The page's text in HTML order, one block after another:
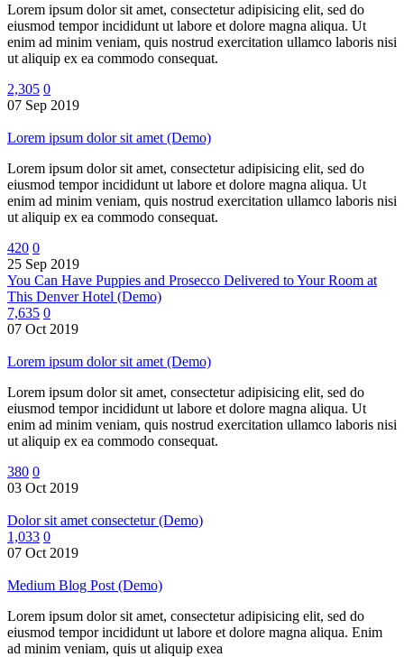
Lorem ipsum dolor sit amet, consectetur adipisicing elit, sed do
eiusmod tempor incididunt ut labore et dolore magna aliqua. Ut
enim ad minim veniam, quis nostrud exercitation ullamco laboris nisi
ut aliquip ex ea commodo consequat.
2,305 0
07 Sep 2019
Lorem ipsum dolor sit amet (Demo)
Lorem ipsum dolor sit amet, consectetur adipisicing elit, sed do
eiusmod tempor incididunt ut labore et dolore magna aliqua. Ut
enim ad minim veniam, quis nostrud exercitation ullamco laboris nisi
ut aliquip ex ea commodo consequat.
420 0
25 Sep 2019
You Can Have Puppies and Prosecco Delivered to Your Room at
This Denver Hotel (Demo)
7,635 0
07 Oct 2019
Lorem ipsum dolor sit amet (Demo)
Lorem ipsum dolor sit amet, consectetur adipisicing elit, sed do
eiusmod tempor incididunt ut labore et dolore magna aliqua. Ut
enim ad minim veniam, quis nostrud exercitation ullamco laboris nisi
ut aliquip ex ea commodo consequat.
380 0
03 Oct 2019
Dolor sit amet consectetur (Demo)
1,033 0
07 Oct 2019
Medium Blog Post (Demo)
Lorem ipsum dolor sit amet, consectetur adipisicing elit, sed do
eiusmod tempor incididunt ut labore et dolore magna aliqua. Enim
ad minim veniam, quis ut aliquip exea